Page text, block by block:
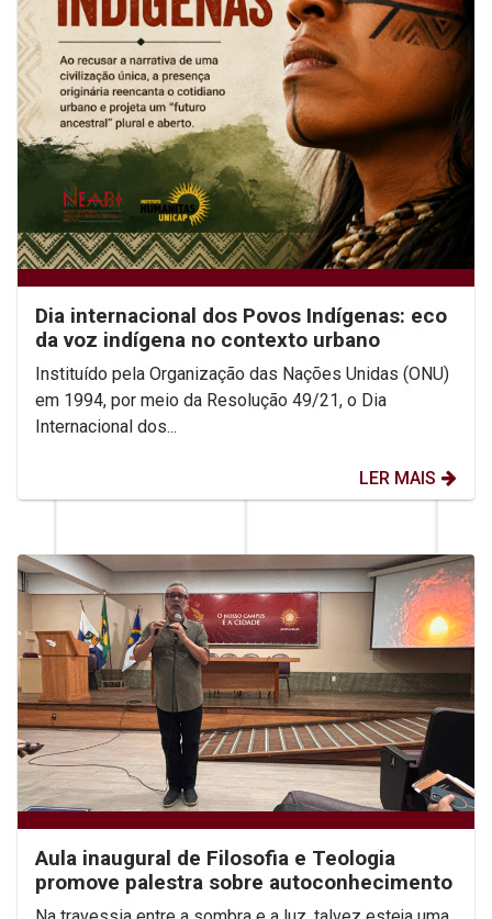
Dia internacional dos Povos Indígenas: eco
da voz indígena no contexto urbano
Instituído pela Organização das Nações Unidas (ONU)
em 1994, por meio da Resolução 49/21, o Dia
Internacional dos...
LER MAIS
Aula inaugural de Filosofia e Teologia
promove palestra sobre autoconhecimento